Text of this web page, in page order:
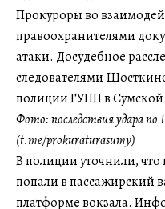
Прокуроры во
правоохранителями
атаки. Досудебное
следователями
полиции ГУНП в Сумской
Фото: последствия удара
(t.me/prokuraturasumy)
В полиции уточнили,
попали в пассажирский
платформе вокзала.